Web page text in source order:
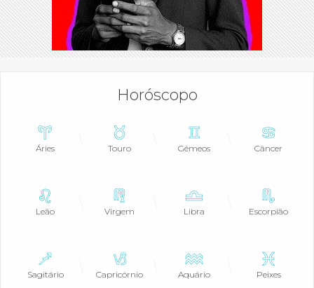
Horóscopo
Áries Touro Gêmeos Câncer
Leão Virgem Libra Escorpião
Sagitário Capricórnio Aquário Peixes